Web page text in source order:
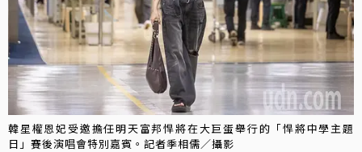
韓星權恩妃受邀擔任明天富邦悍將在大巨蛋舉行的「悍將中學主題
日」賽後演唱會特別嘉賓。記者季相儒／攝影